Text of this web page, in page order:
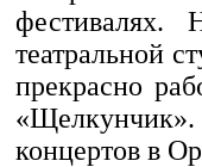
фестивалях.
театральной
прекрасно
концертов в